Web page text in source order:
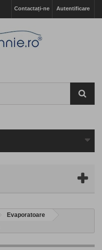
Autentificare
Contactați-ne
Evaporatoare